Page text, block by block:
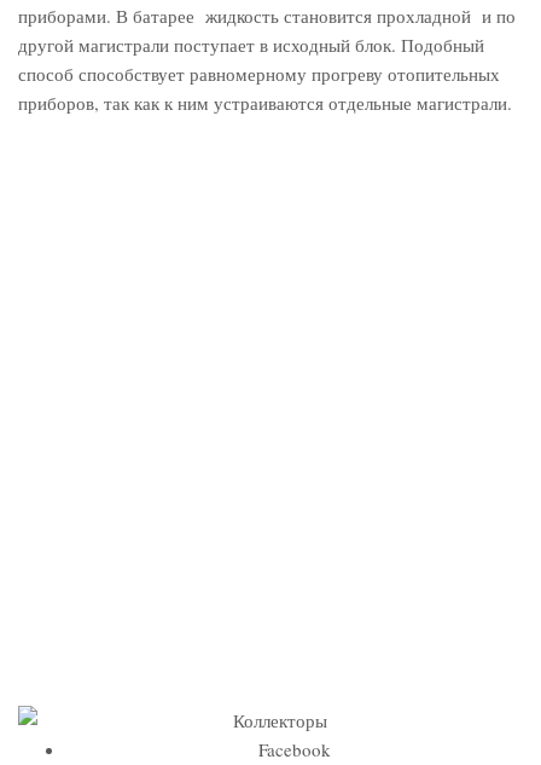
приборами. В батарее жидкость становится прохладной и по
другой магистрали поступает в исходный блок. Подобный
способ способствует равномерному прогреву отопительных
приборов, так как к ним устраиваются отдельные магистрали.
Facebook